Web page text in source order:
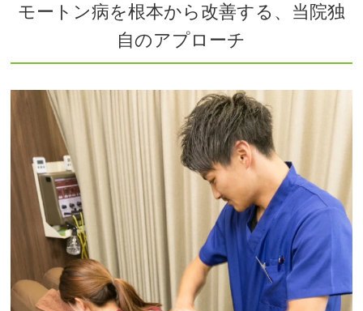
モートン病を根本から改善する、当院独
自のアプローチ